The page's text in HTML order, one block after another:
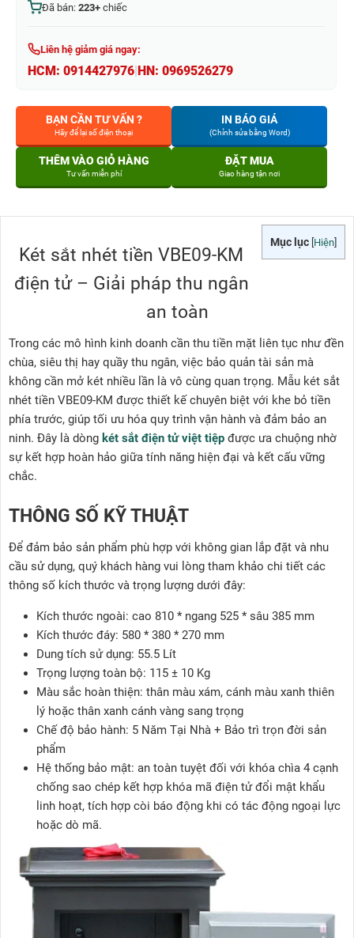
Đã bán: 223+ chiếc
Liên hệ giảm giá ngay:
HCM: 0914427976 HN: 0969526279
BẠN CẦN TƯ VẤN ?
Hãy để lại số điện thoại
IN BÁO GIÁ
(Chỉnh sửa bằng Word)
THÊM VÀO GIỎ HÀNG
Tư vấn miễn phí
ĐẶT MUA
Giao hàng tận nơi
Mục lục Hiện
Két sắt nhét tiền VBE09-KM
điện tử – Giải pháp thu ngân
an toàn
Trong các mô hình kinh doanh cần thu tiền mặt liên tục như đền
chùa, siêu thị hay quầy thu ngân, việc bảo quản tài sản mà
không cần mở két nhiều lần là vô cùng quan trọng. Mẫu két sắt
nhét tiền VBE09-KM được thiết kế chuyên biệt với khe bỏ tiền
phía trước, giúp tối ưu hóa quy trình vận hành và đảm bảo an
ninh. Đây là dòng két sắt điện tử việt tiệp được ưa chuộng nhờ
sự kết hợp hoàn hảo giữa tính năng hiện đại và kết cấu vững
chắc.
THÔNG SỐ KỸ THUẬT
Để đảm bảo sản phẩm phù hợp với không gian lắp đặt và nhu
cầu sử dụng, quý khách hàng vui lòng tham khảo chi tiết các
thông số kích thước và trọng lượng dưới đây:
Kích thước ngoài: cao 810 * ngang 525 * sâu 385 mm
Kích thước đáy: 580 * 380 * 270 mm
Dung tích sử dụng: 55.5 Lít
Trọng lượng toàn bộ: 115 ± 10 Kg
Màu sắc hoàn thiện: thân màu xám, cánh màu xanh thiên
lý hoặc thân xanh cánh vàng sang trọng
Chế độ bảo hành: 5 Năm Tại Nhà + Bảo trì trọn đời sản
phẩm
Hệ thống bảo mật: an toàn tuyệt đối với khóa chìa 4 cạnh
chống sao chép kết hợp khóa mã điện tử đổi mật khẩu
linh hoạt, tích hợp còi báo động khi có tác động ngoại lực
hoặc dò mã.